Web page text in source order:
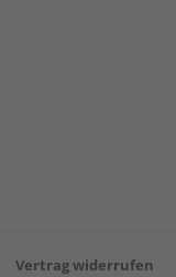
Vertrag widerrufen